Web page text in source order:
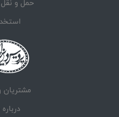
حمل و نقل
مشتریان
درباره